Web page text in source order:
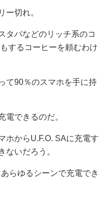
ー切れ。
タバなどのリッチ系のコ
するコーヒーを頼むわけ
て90％のスマホを手に持
電できるのだ。
ホからU.F.O. SAに充電す
ないだろう。
らゆるシーンで充電でき